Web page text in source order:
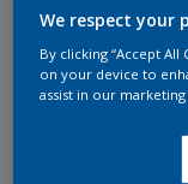
Format
We respect your
By clicking “Accept
on your device to
assist in our